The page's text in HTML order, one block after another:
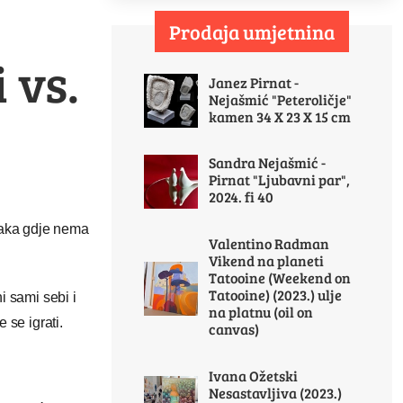
gdje nema
sami sebi i
se igrati.
Prodaja umjetnina
Janez Pirnat -
Nejašmić "Peteroličje"
kamen 34 X 23 X 15 cm
Sandra Nejašmić -
Pirnat "Ljubavni par",
2024. fi 40
Valentino Radman
Vikend na planeti
Tatooine (Weekend on
Tatooine) (2023.) ulje
na platnu (oil on
canvas)
Ivana Ožetski
Nesastavljiva (2023.)